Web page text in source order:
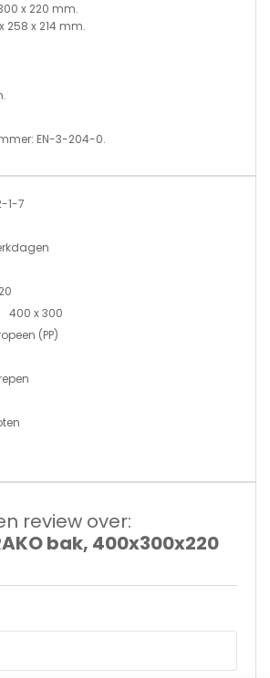
x 220 mm.
258 x 214 mm.
EN-3-204-0.
1-7
400 x 300
(PP)
review over:
bak, 400x300x220